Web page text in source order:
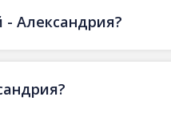
- Александрия?